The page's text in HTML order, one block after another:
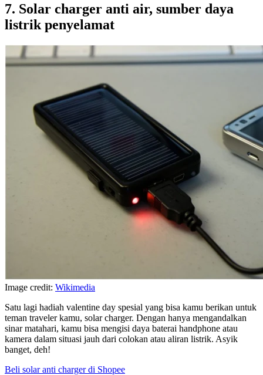
7. Solar charger anti air, sumber daya
listrik penyelamat
Image credit: Wikimedia
Satu lagi hadiah valentine day spesial yang bisa kamu berikan untuk
teman traveler kamu, solar charger. Dengan hanya mengandalkan
sinar matahari, kamu bisa mengisi daya baterai handphone atau
kamera dalam situasi jauh dari colokan atau aliran listrik. Asyik
banget, deh!
Beli solar anti charger di Shopee